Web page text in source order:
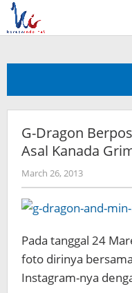
Skip
content
G-Dragon
Asal Kanada
March 26, 2013by
Koreanindo
Pada tanggal 24
foto dirinya
Instagram-nya